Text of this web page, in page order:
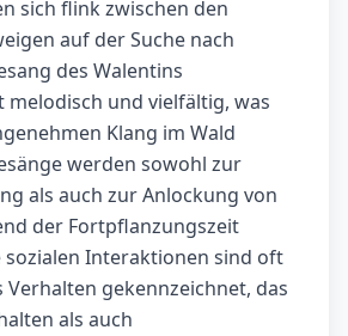
sich flink zwischen den
auf der Suche nach
des Walentins
melodisch und vielfältig, was
Klang im Wald
werden sowohl zur
als auch zur Anlockung von
der Fortpflanzungszeit
sozialen Interaktionen sind oft
gekennzeichnet, das
als auch